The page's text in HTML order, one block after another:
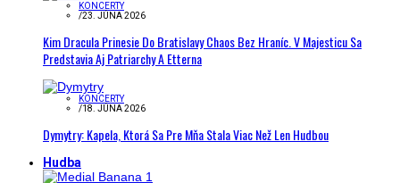
KONCERTY
/23. JÚNA 2026
Kim Dracula Prinesie Do Bratislavy Chaos Bez Hraníc. V Majesticu Sa
Predstavia Aj Patriarchy A Etterna
KONCERTY
/18. JÚNA 2026
Dymytry: Kapela, Ktorá Sa Pre Mňa Stala Viac Než Len Hudbou
Hudba